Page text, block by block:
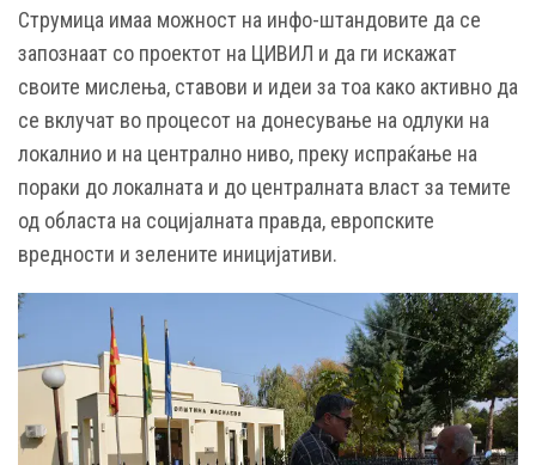
Струмица имаа можност на инфо-штандовите да се
запознаат со проектот на ЦИВИЛ и да ги искажат
своите мислења, ставови и идеи за тоа како активно да
се вклучат во процесот на донесување на одлуки на
локалнио и на централно ниво, преку испраќање на
пораки до локалната и до централната власт за темите
од областа на социјалната правда, европските
вредности и зелените иницијативи.